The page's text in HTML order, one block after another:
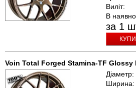
Виліт:
В
за 1
Voin Total Forged Stamina-TF Glossy
Діаметр:
Ширина: